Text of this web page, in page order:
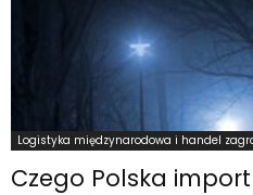
Logistyka międzynarodowa i handel
Czego Polska